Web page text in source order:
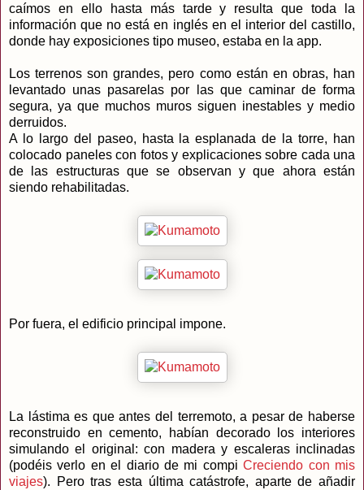
caímos en ello hasta más tarde y resulta que toda la
información que no está en inglés en el interior del castillo,
donde hay exposiciones tipo museo, estaba en la app.
Los terrenos son grandes, pero como están en obras, han
levantado unas pasarelas por las que caminar de forma
segura, ya que muchos muros siguen inestables y medio
derruidos.
A lo largo del paseo, hasta la esplanada de la torre, han
colocado paneles con fotos y explicaciones sobre cada una
de las estructuras que se observan y que ahora están
siendo rehabilitadas.
Por fuera, el edificio principal impone.
La lástima es que antes del terremoto, a pesar de haberse
reconstruido en cemento, habían decorado los interiores
simulando el original: con madera y escaleras inclinadas
(podéis verlo en el diario de mi compiCreciendo con mis
viajes). Pero tras esta última catástrofe, aparte de añadir